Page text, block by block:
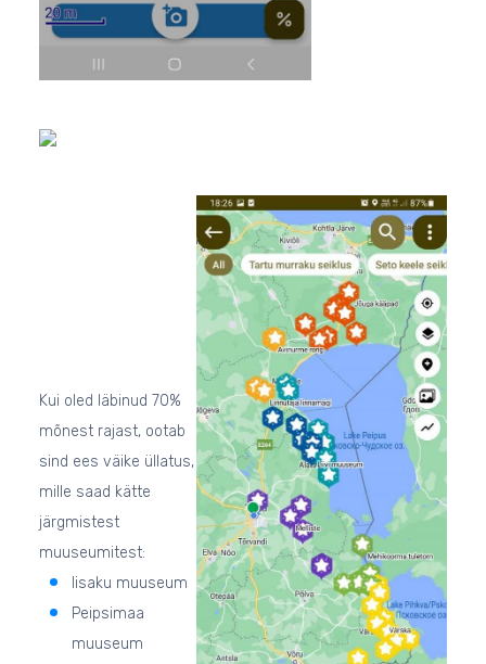
Kui oled läbinud 70%
mõnest rajast, ootab
sind ees väike üllatus,
mille saad kätte
järgmistest
muuseumitest:
Iisaku muuseum
Peipsimaa
muuseum